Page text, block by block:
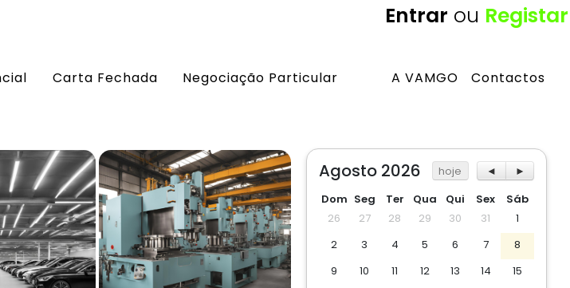
Entrar ou Registar
Contactos
A VAMGO
Negociação Particular
Carta Fechada
Agosto 2026 hoje ◄
►
Dom Seg Ter Qua Qui Sex
Sáb
26
27 28 29 30 31
1
2
3 4 5 6 7
8
9
10 11 12 13 14
15